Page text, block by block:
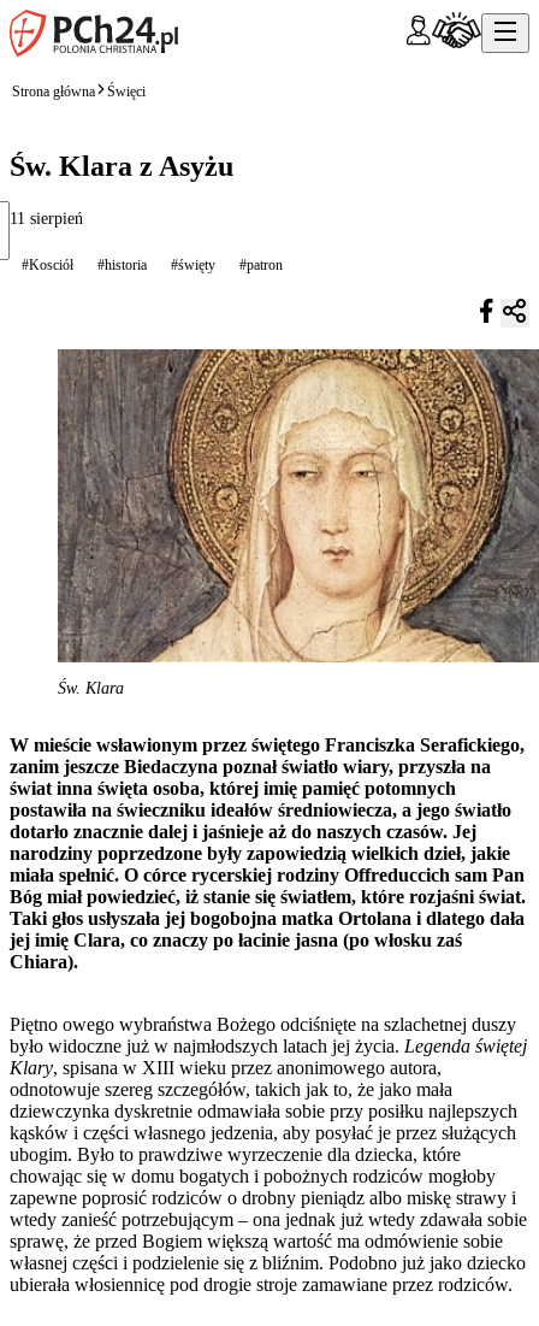
Strona główna Święci
Św. Klara z Asyżu
11 sierpień
#Kosciół #historia #święty #patron
Św. Klara
W mieście wsławionym przez świętego Franciszka Serafickiego,
zanim jeszcze Biedaczyna poznał światło wiary, przyszła na
świat inna święta osoba, której imię pamięć potomnych
postawiła na świeczniku ideałów średniowiecza, a jego światło
dotarło znacznie dalej i jaśnieje aż do naszych czasów. Jej
narodziny poprzedzone były zapowiedzią wielkich dzieł, jakie
miała spełnić. O córce rycerskiej rodziny Offreduccich sam Pan
Bóg miał powiedzieć, iż stanie się światłem, które rozjaśni świat.
Taki głos usłyszała jej bogobojna matka Ortolana i dlatego dała
jej imię Clara, co znaczy po łacinie jasna (po włosku zaś
Chiara).
Piętno owego wybraństwa Bożego odciśnięte na szlachetnej duszy
było widoczne już w najmłodszych latach jej życia. Legenda świętej
Klary, spisana w XIII wieku przez anonimowego autora,
odnotowuje szereg szczegółów, takich jak to, że jako mała
dziewczynka dyskretnie odmawiała sobie przy posiłku najlepszych
kąsków i części własnego jedzenia, aby posyłać je przez służących
ubogim. Było to prawdziwe wyrzeczenie dla dziecka, które
chowając się w domu bogatych i pobożnych rodziców mogłoby
zapewne poprosić rodziców o drobny pieniądz albo miskę strawy i
wtedy zanieść potrzebującym – ona jednak już wtedy zdawała sobie
sprawę, że przed Bogiem większą wartość ma odmówienie sobie
własnej części i podzielenie się z bliźnim. Podobno już jako dziecko
ubierała włosiennicę pod drogie stroje zamawiane przez rodziców.